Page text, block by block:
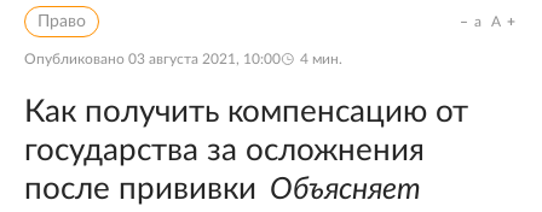
Право
Опубликовано 03 августа 2021, 10:00 4 мин.
a A
Как получить компенсацию от
государства за осложнения
после прививки Объясняет